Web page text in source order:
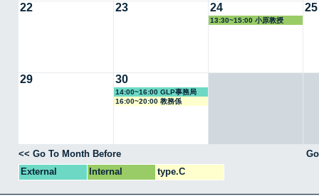
22 23 24
13:30~15:00 小原教授
25
29 30
14:00~16:00 GLP事務局
16:00~20:00 教務係
<< Go To Month Before
External
Internal type.C